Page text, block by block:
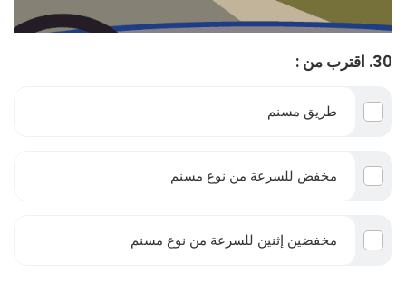
30. اقترب من :
طريق مسنم
مخفض للسرعة من نوع مسنم
مخفضين إثنين للسرعة من نوع مسنم